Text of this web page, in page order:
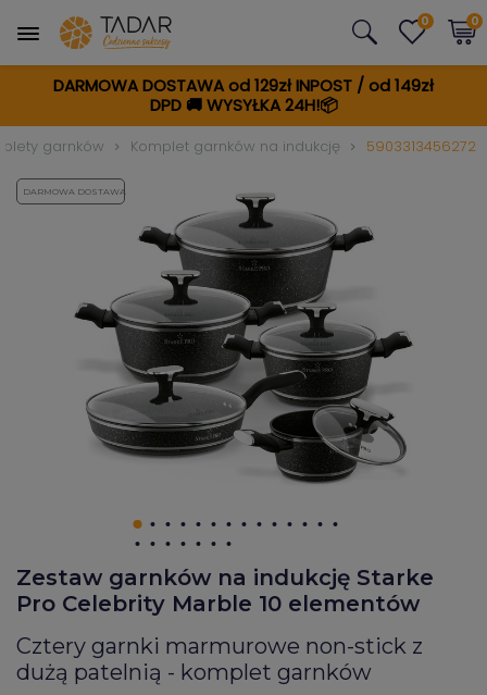
DARMOWA DOSTAWA od 129zł INPOST / od 149zł
DPD🚚WYSYŁKA 24H!📦
0 0
garnków Komplet garnków na indukcję 5903313456272
DARMOWA DOSTAWA
Zestaw garnków na indukcję Starke
Pro Celebrity Marble 10 elementów
Cztery garnki marmurowe non-stick z
dużą patelnią - komplet garnków